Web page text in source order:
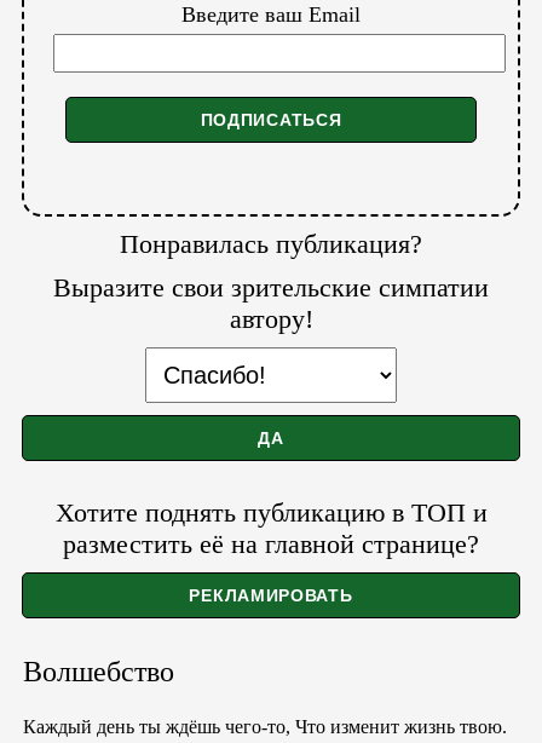
Введите ваш Email
Понравилась публикация?
Выразите свои зрительские симпатии
автору!
Хотите поднять публикацию в ТОП и
разместить её на главной странице?
Волшебство
Каждый день ты ждёшь чего-то, Что изменит жизнь твою.